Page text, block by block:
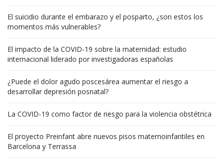
El suicidio durante el embarazo y el posparto, ¿son estos los
momentos más vulnerables?
El impacto de la COVID-19 sobre la maternidad: estudio
internacional liderado por investigadoras españolas
¿Puede el dolor agudo poscesárea aumentar el riesgo a
desarrollar depresión posnatal?
La COVID-19 como factor de riesgo para la violencia obstétrica
El proyecto Preinfant abre nuevos pisos maternoinfantiles en
Barcelona y Terrassa